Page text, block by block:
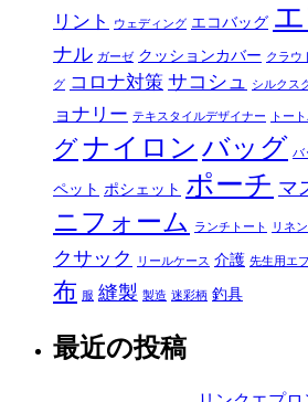
リント ウェディング エコバッグ
ナル ガーゼ クッションカバー クラウ
グ コロナ対策 サコシュ シルクス
ョナリー テキスタイルデザイナー トー
グナイロン バッグ バ
ペット ポシェット ポーチ マ
ニフォーム
ランチトート リネン
クサック
リールケース 介護 先生用エ
布 服 縫製 製造 迷彩柄 釣具
最近の投稿